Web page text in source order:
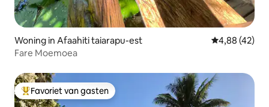
Woning in Afaahiti taiarapu-est Gemiddelde
4,88 (42)
Fare Moemoea
Topfavoriet van gasten
Favoriet van gasten